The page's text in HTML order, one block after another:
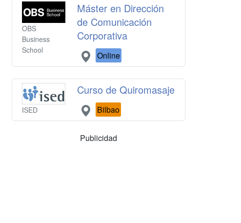
OBS
Business
School
Máster en Dirección
de Comunicación
Corporativa
Online
ISED
Curso de Quiromasaje
Bilbao
Publicidad